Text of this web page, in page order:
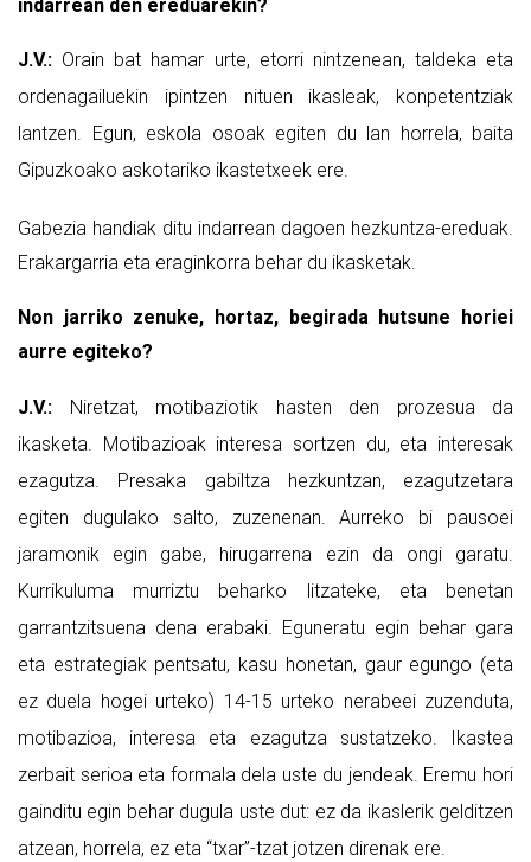
indarrean den ereduarekin?
J.V.: Orain bat hamar urte, etorri nintzenean, taldeka eta
ordenagailuekin ipintzen nituen ikasleak, konpetentziak
lantzen. Egun, eskola osoak egiten du lan horrela, baita
Gipuzkoako askotariko ikastetxeek ere.
Gabezia handiak ditu indarrean dagoen hezkuntza-ereduak.
Erakargarria eta eraginkorra behar du ikasketak.
Non jarriko zenuke, hortaz, begirada hutsune horiei
aurre egiteko?
J.V.: Niretzat, motibaziotik hasten den prozesua da
ikasketa. Motibazioak interesa sortzen du, eta interesak
ezagutza. Presaka gabiltza hezkuntzan, ezagutzetara
egiten dugulako salto, zuzenenan. Aurreko bi pausoei
jaramonik egin gabe, hirugarrena ezin da ongi garatu.
Kurrikuluma murriztu beharko litzateke, eta benetan
garrantzitsuena dena erabaki. Eguneratu egin behar gara
eta estrategiak pentsatu, kasu honetan, gaur egungo (eta
ez duela hogei urteko) 14-15 urteko nerabeei zuzenduta,
motibazioa, interesa eta ezagutza sustatzeko. Ikastea
zerbait serioa eta formala dela uste du jendeak. Eremu hori
gainditu egin behar dugula uste dut: ez da ikaslerik gelditzen
atzean, horrela, ez eta “txar”-tzat jotzen direnak ere.